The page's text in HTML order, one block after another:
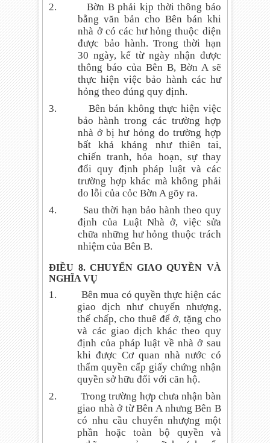
2.
Bờn B phải kịp thời thông báo
bằng văn bản cho Bên bán khi
nhà ở có các hư hỏng thuộc diện
được bảo hành. Trong thời hạn
30 ngày, kể từ ngày nhận được
thông báo của Bên B, Bờn A sẽ
thực hiện việc bảo hành các hư
hỏng theo đúng quy định.
3.
Bên bán không thực hiện việc
bảo hành trong các trường hợp
nhà ở bị hư hỏng do trường hợp
bất khả kháng như thiên tai,
chiến tranh, hỏa hoạn, sự thay
đổi quy định pháp luật và các
trường hợp khác mà không phải
do lỗi của cỏc Bờn A gõy ra.
4.
Sau thời hạn bảo hành theo quy
định của Luật Nhà ở, việc sửa
chữa những hư hỏng thuộc trách
nhiệm của Bên B.
ĐIỀU 8. CHUYỂN GIAO QUYỀN VÀ
NGHĨA VỤ
1.
Bên mua có quyền thực hiện các
giao dịch như chuyển nhượng,
thế chấp, cho thuê để ở, tặng cho
và các giao dịch khác theo quy
định của pháp luật về nhà ở sau
khi được Cơ quan nhà nước có
thẩm quyền cấp giấy chứng nhận
quyền sở hữu đối với căn hộ.
2.
Trong trường hợp chưa nhận bàn
giao nhà ở từ Bên A nhưng Bên B
có nhu cầu chuyển nhượng một
phần hoặc toàn bộ quyền và